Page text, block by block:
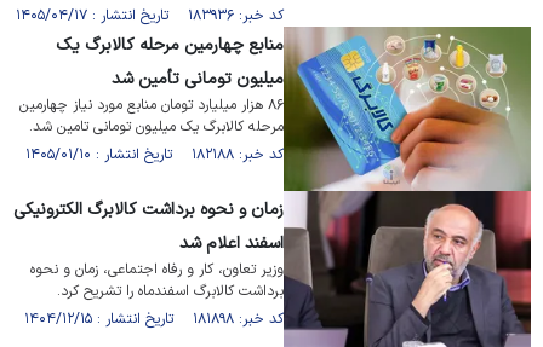
کد خبر: ۱۸۳۹۳۶ تاریخ انتشار : ۱۴۰۵/۰۴/۱۷
منابع چهارمین مرحله کالابرگ یک
میلیون تومانی تأمین شد
۸۶ هزار میلیارد تومان منابع مورد نیاز چهارمین
مرحله کالابرگ یک میلیون تومانی تامین شد.
کد خبر: ۱۸۲۱۸۸ تاریخ انتشار : ۱۴۰۵/۰۱/۱۰
زمان و نحوه برداشت کالابرگ الکترونیکی
اسفند اعلام شد
وزیر تعاون، کار و رفاه اجتماعی، زمان و نحوه
برداشت کالابرگ اسفندماه را تشریح کرد.
کد خبر: ۱۸۱۸۹۸ تاریخ انتشار : ۱۴۰۴/۱۲/۱۵